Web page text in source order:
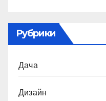
Рубрики
Дача
Дизайн